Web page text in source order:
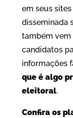
em seus
disseminada
também
candidatos
informações
que é algo
eleitoral.
Confira os